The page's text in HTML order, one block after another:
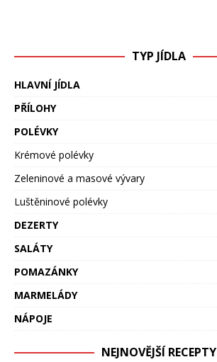
TYP JÍDLA
HLAVNÍ JÍDLA
PŘÍLOHY
POLÉVKY
Krémové polévky
Zeleninové a masové vývary
Luštěninové polévky
DEZERTY
SALÁTY
POMAZÁNKY
MARMELÁDY
NÁPOJE
NEJNOVĚJŠÍ RECEPTY